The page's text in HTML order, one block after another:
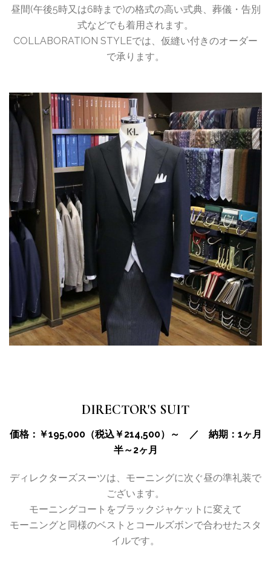
昼間(午後5時又は6時まで)の格式の高い式典、葬儀・告別
式などでも着用されます。
COLLABORATION STYLEでは、仮縫い付きのオーダー
で承ります。
DIRECTOR'S SUIT
価格：￥195,000（税込￥214,500）～ ／ 納期：1ヶ月
半～2ヶ月
ディレクターズスーツは、モーニングに次ぐ昼の準礼装で
ございます。
モーニングコートをブラックジャケットに変えて
モーニングと同様のベストとコールズボンで合わせたスタ
イルです。